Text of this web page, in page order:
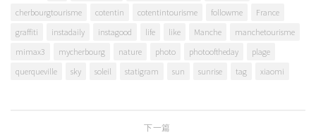
cherbourgtourisme
cotentin cotentintourisme followme
France
graffiti
instadaily instagood life like Manche
manchetourisme
mimax3
mycherbourg nature photo photooftheday
plage
querqueville
sky soleil statigram sun sunrise tag xiaomi
下一篇